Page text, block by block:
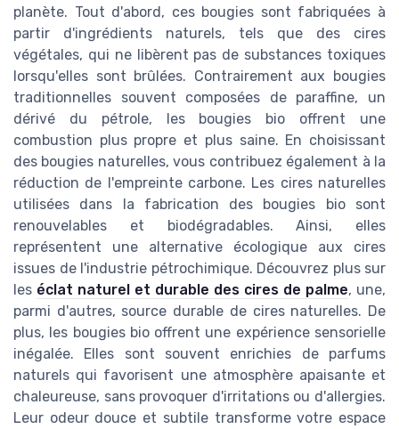
planète. Tout d'abord, ces bougies sont fabriquées à
partir d'ingrédients naturels, tels que des cires
végétales, qui ne libèrent pas de substances toxiques
lorsqu'elles sont brûlées. Contrairement aux bougies
traditionnelles souvent composées de paraffine, un
dérivé du pétrole, les bougies bio offrent une
combustion plus propre et plus saine. En choisissant
des bougies naturelles, vous contribuez également à la
réduction de l'empreinte carbone. Les cires naturelles
utilisées dans la fabrication des bougies bio sont
renouvelables et biodégradables. Ainsi, elles
représentent une alternative écologique aux cires
issues de l'industrie pétrochimique. Découvrez plus sur
les éclat naturel et durable des cires de palme, une,
parmi d'autres, source durable de cires naturelles. De
plus, les bougies bio offrent une expérience sensorielle
inégalée. Elles sont souvent enrichies de parfums
naturels qui favorisent une atmosphère apaisante et
chaleureuse, sans provoquer d'irritations ou d'allergies.
Leur odeur douce et subtile transforme votre espace